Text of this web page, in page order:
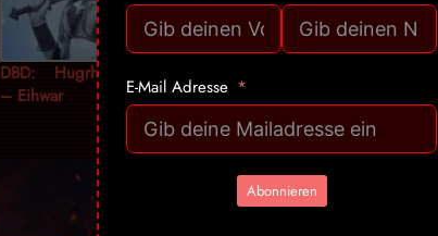
DBD: Hugrheim
– Eihwar
DBD: Járnblóm –
Bjorth &
Munknörr
E-Mail Adresse
Abonnieren